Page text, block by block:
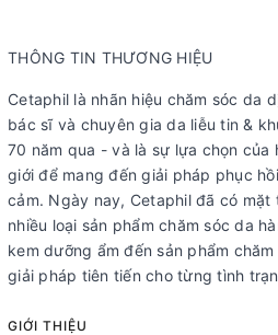
THÔNG TIN THƯƠNG HIỆU
Cetaphil là nhãn hiệu chăm sóc da
bác sĩ và chuyên gia da liễu tin &
70 năm qua - và là sự lựa chọn
giới để mang đến giải pháp phục
cảm. Ngày nay, Cetaphil đã có mặt
nhiều loại sản phẩm chăm sóc da
kem dưỡng ẩm đến sản phẩm
giải pháp tiên tiến cho từng tình
GIỚI THIỆU